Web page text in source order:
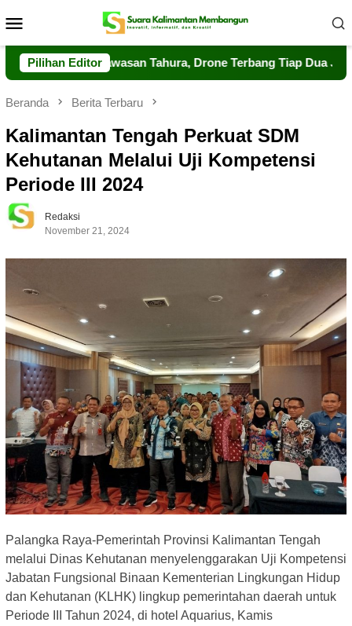
ke
Mobile
Pilihan Editor
Pengawasan Tahura, Drone Terbang Tiap Dua Jam
Beranda Berita Terbaru
Kalimantan Tengah Perkuat SDM
Kehutanan Melalui Uji Kompetensi
Periode III 2024
Redaksi
November 21, 2024
Palangka Raya-Pemerintah Provinsi Kalimantan Tengah
melalui Dinas Kehutanan menyelenggarakan Uji Kompetensi
Jabatan Fungsional Binaan Kementerian Lingkungan Hidup
dan Kehutanan (KLHK) lingkup pemerintahan daerah untuk
Periode III Tahun 2024, di hotel Aquarius, Kamis